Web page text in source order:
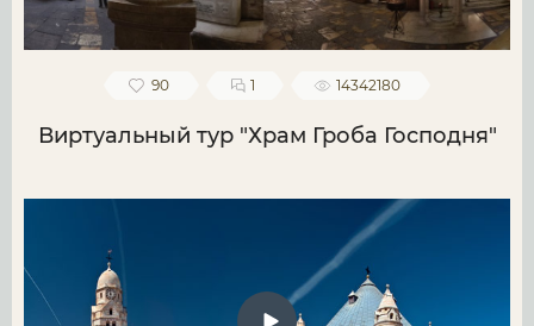
90 1 14342180
Виртуальный тур "Храм Гроба Господня"